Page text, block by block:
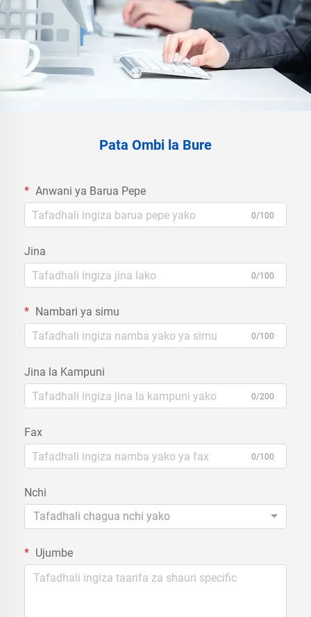
Pata Ombi la Bure
Anwani ya Barua Pepe
0/100
Jina
0/100
Nambari ya simu
0/100
Jina la Kampuni
0/200
Fax
0/100
Nchi
Tafadhali chagua nchi yako
Ujumbe